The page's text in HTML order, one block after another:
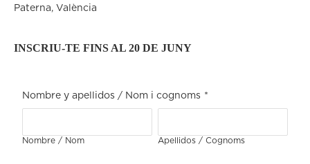
Paterna, València
INSCRIU-TE FINS AL 20 DE JUNY
Nombre y apellidos / Nom i cognoms *
Nombre / Nom Apellidos / Cognoms